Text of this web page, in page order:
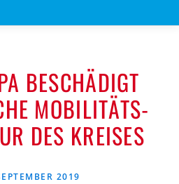
2024 STANDPUNKTE
MITMACHEN!
KONTAKT
BESCHÄDIGT
MOBILITÄTS-
DES KREISES
2019